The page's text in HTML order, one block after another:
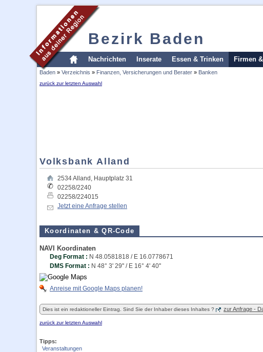
Bezirk Baden
Nachrichten Inserate Essen & Trinken Firmen
Baden » Verzeichnis » Finanzen, Versicherungen und Berater » Banken
zurück zur letzten Auswahl
Volksbank Alland
2534Alland , Hauptplatz 31
02258/2240
02258/224015
Jetzt eine Anfrage stellen
Koordinaten & QR-Code
NAVI Koordinaten
Deg Format : N 48.0581818 / E 16.0778671
DMS Format : N 48° 3' 29'' / E 16° 4' 40''
Anreise mit Google Maps planen!
Dies ist ein redaktioneller Eintrag. Sind Sie der Inhaber dieses Inhaltes ? zur Anfrage -
zurück zur letzten Auswahl
Tipps:
Veranstaltungen